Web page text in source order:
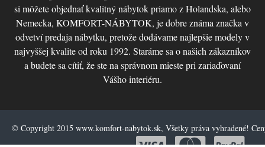
si môžete objednať kvalitný nábytok priamo z Holandska, alebo
Nemecka, KOMFORT-NÁBYTOK, je dobre známa značka v
odvetví predaja nábytku, pretože dodávame najlepšie modely v
najvyššej kvalite od roku 1992. Staráme sa o našich zákazníkov
a budete sa cítiť, že ste na správnom mieste pri zariaďovaní
Vášho interiéru.
© Copyright 2015 www.komfort-nabytok.sk, Všetky práva vyhradené!